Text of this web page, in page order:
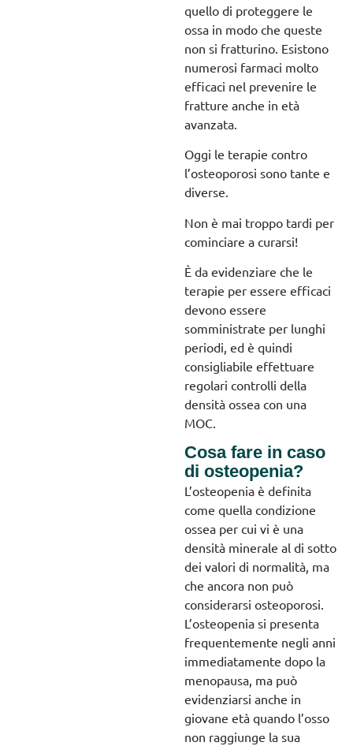
quello di proteggere le
ossa in modo che queste
non si fratturino. Esistono
numerosi farmaci molto
efficaci nel prevenire le
fratture anche in età
avanzata.
Oggi le terapie contro
l’osteoporosi sono tante e
diverse.
Non è mai troppo tardi per
cominciare a curarsi!
È da evidenziare che le
terapie per essere efficaci
devono essere
somministrate per lunghi
periodi, ed è quindi
consigliabile effettuare
regolari controlli della
densità ossea con una
MOC.
Cosa fare in caso
di osteopenia?
L’osteopenia è definita
come quella condizione
ossea per cui vi è una
densità minerale al di sotto
dei valori di normalità, ma
che ancora non può
considerarsi osteoporosi.
L’osteopenia si presenta
frequentemente negli anni
immediatamente dopo la
menopausa, ma può
evidenziarsi anche in
giovane età quando l’osso
non raggiunge la sua